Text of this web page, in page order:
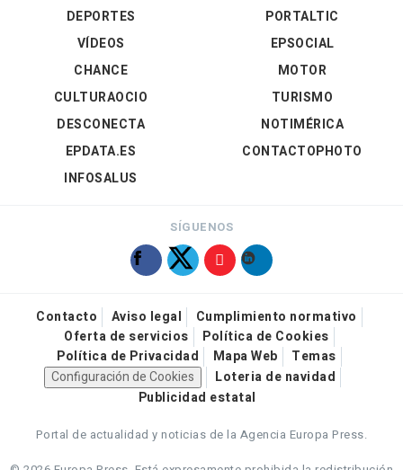
DEPORTES
VÍDEOS
PORTALTIC
EPSOCIAL
CHANCE
CULTURAOCIO
DESCONECTA
EPDATA.ES
INFOSALUS
MOTOR
TURISMO
NOTIMÉRICA
CONTACTOPHOTO
SÍGUENOS
Contacto Aviso legal
Cumplimiento normativo
Oferta de servicios
Política de Cookies
Política de Privacidad
Mapa Web
Temas
Configuración de Cookies
Loteria de navidad
Publicidad estatal
Portal de actualidad y noticias de la Agencia Europa Press.